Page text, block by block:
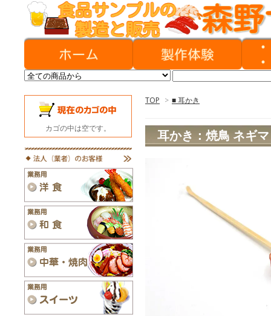
TOP > ■ 耳かき
耳かき：焼鳥 ネギ
カゴの中は空です。